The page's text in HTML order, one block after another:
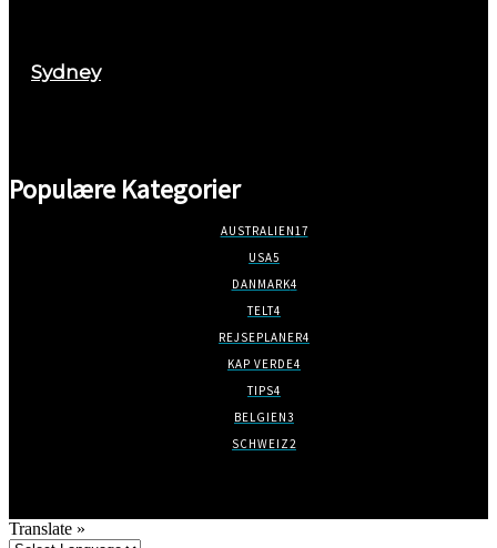
Sydney
Populære Kategorier
AUSTRALIEN17
USA5
DANMARK4
TELT4
REJSEPLANER4
KAP VERDE4
TIPS4
BELGIEN3
SCHWEIZ2
Translate »